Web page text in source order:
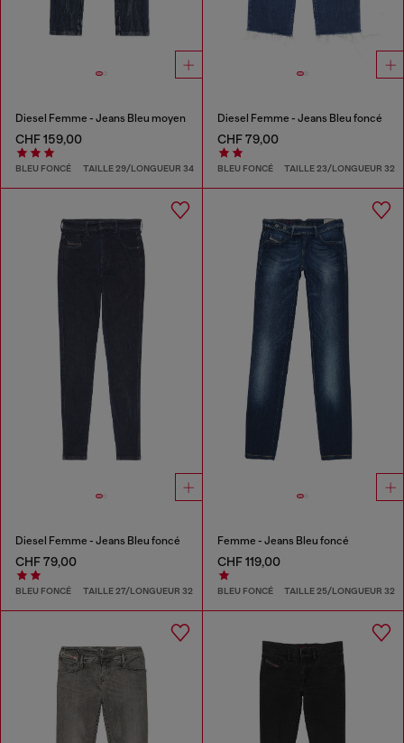
Diesel Femme - Jeans Bleu moyen
CHF 159,00
BLEU FONCÉ TAILLE 29/LONGUEUR 34
Diesel Femme - Jeans Bleu foncé
CHF 79,00
BLEU FONCÉ TAILLE 23/LONGUEUR 32
Diesel Femme - Jeans Bleu foncé
CHF 79,00
BLEU FONCÉ TAILLE 27/LONGUEUR 32
Femme - Jeans Bleu foncé
CHF 119,00
BLEU FONCÉ TAILLE 25/LONGUEUR 32